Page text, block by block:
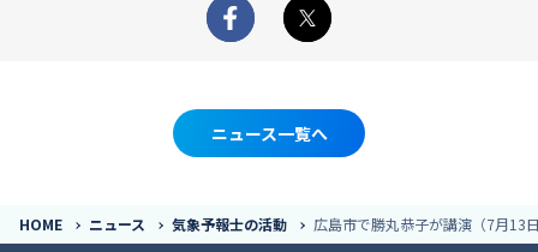
Facebook
X
ニュース一覧へ
HOME ニュース 気象予報士の活動 広島市で勝丸恭子が講演（7月13